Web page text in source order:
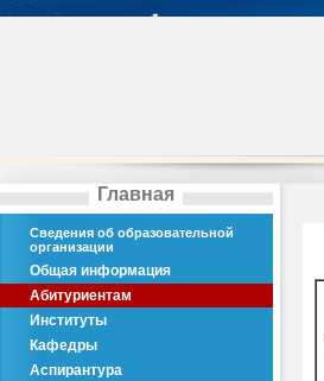
Главная
Сведения об образовательной
организации
Общая информация
Абитуриентам
Институты
Кафедры
Аспирантура